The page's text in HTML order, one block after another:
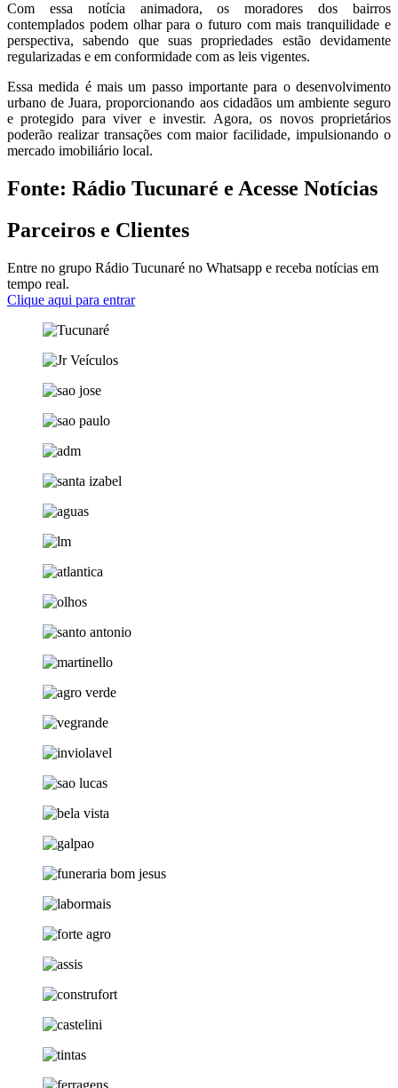
Com essa notícia animadora, os moradores dos bairros
contemplados podem olhar para o futuro com mais tranquilidade e
perspectiva, sabendo que suas propriedades estão devidamente
regularizadas e em conformidade com as leis vigentes.
Essa medida é mais um passo importante para o desenvolvimento
urbano de Juara, proporcionando aos cidadãos um ambiente seguro
e protegido para viver e investir. Agora, os novos proprietários
poderão realizar transações com maior facilidade, impulsionando o
mercado imobiliário local.
Fonte: Rádio Tucunaré e Acesse Notícias
Parceiros e Clientes
Entre no grupo Rádio Tucunaré no Whatsapp e receba notícias em
tempo real.
Clique aqui para entrar